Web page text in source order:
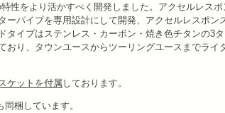
性をより活かすべく開発しました。アクセルレス
パイプを専用設計にして開発、アクセルレスポン
イプはステンレス・カーボン・焼き色チタンの3
り、タウンユースからツーリングユースまでライ
ケットを付属 しております。
梱しています。